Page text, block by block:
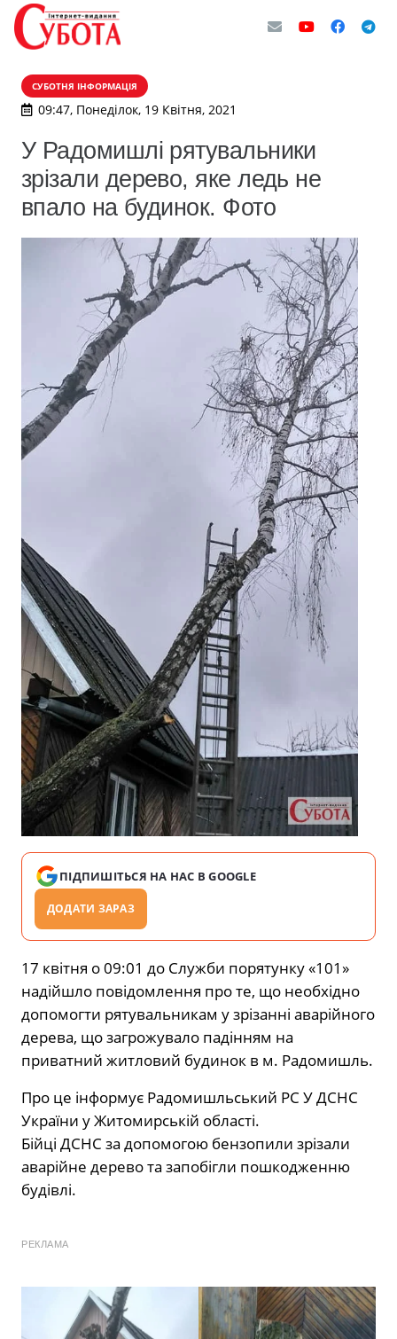
СУБОТНЯ ІНФОРМАЦІЯ
09:47, Понеділок, 19 Квітня, 2021
У Радомишлі рятувальники
зрізали дерево, яке ледь не
впало на будинок. Фото
ПІДПИШІТЬСЯ НА НАС В GOOGLE
ДОДАТИ ЗАРАЗ
17 квітня о 09:01 до Служби порятунку «101»
надійшло повідомлення про те, що необхідно
допомогти рятувальникам у зрізанні аварійного
дерева, що загрожувало падінням на
приватний житловий будинок в м. Радомишль.
Про це інформує Радомишльський РС У ДСНС
України у Житомирській області.
Бійці ДСНС за допомогою бензопили зрізали
аварійне дерево та запобігли пошкодженню
будівлі.
РЕКЛАМА